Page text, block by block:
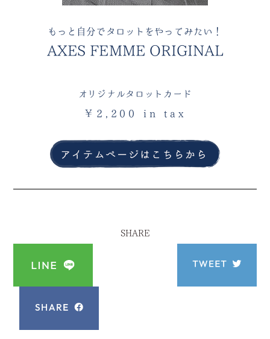
もっと自分でタロットをやってみたい！
AXES FEMME ORIGINAL
オリジナルタロットカード
￥2,200 in tax
SHARE